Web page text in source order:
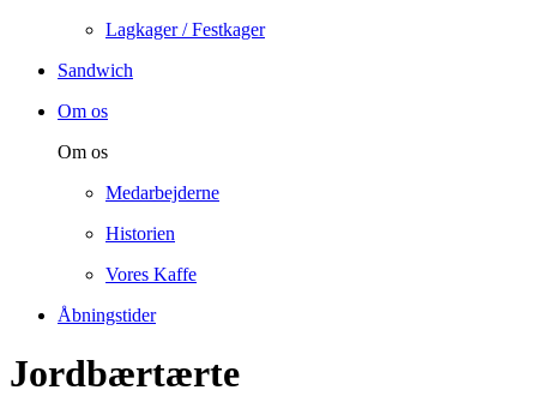
Lagkager / Festkager
Sandwich
Om os
Om os
Medarbejderne
Historien
Vores Kaffe
Åbningstider
Jordbærtærte